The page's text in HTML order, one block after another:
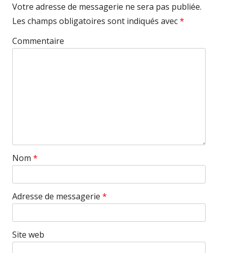
Votre adresse de messagerie ne sera pas publiée.
Les champs obligatoires sont indiqués avec*
Commentaire
Nom *
Adresse de messagerie *
Site web